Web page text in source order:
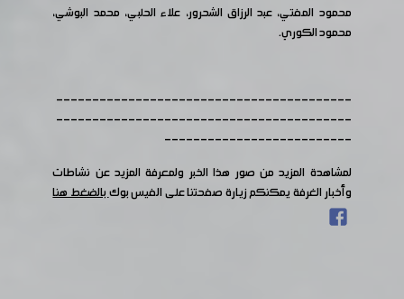
محمود المفتي، عبد الرزاق الشحرور، علاء الحلبي، محمد البوشي،
محمود الكوري.
-----------------------------------------
-----------------------------------------
--------------------------
لمشاهدة المزيد من صور هذا الخبر ولمعرفة المزيد عن نشاطات
وأخبار الغرفة يمكنكم زيارة صفحتنا على الفيس بوكبالضغط هنا